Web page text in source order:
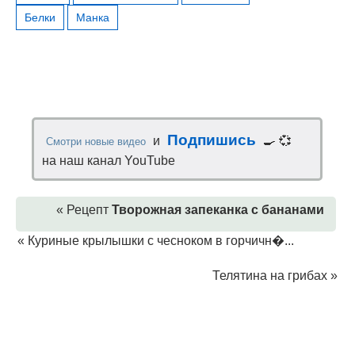
Белки
Манка
Смотри новые видео и Подпишись
🍳 💞
на наш канал YouTube
« Рецепт Творожная запеканка с бананами
« Куриные крылышки с чесноком в горчичн�...
Телятина на грибах »